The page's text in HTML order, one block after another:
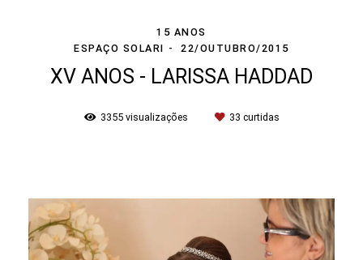
15 ANOS
ESPAÇO SOLARI
22/OUTUBRO/2015
XV ANOS - LARISSA HADDAD
3355visualizações 33 curtidas